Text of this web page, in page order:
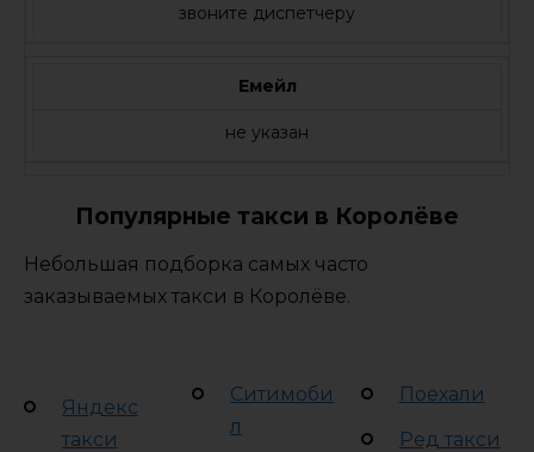
звоните диспетчеру
Емейл
не указан
Популярные такси в Королёве
Небольшая подборка самых часто
заказываемых такси в Королёве.
Яндекс
такси
Ситимоби
л
Поехали
Ред такси